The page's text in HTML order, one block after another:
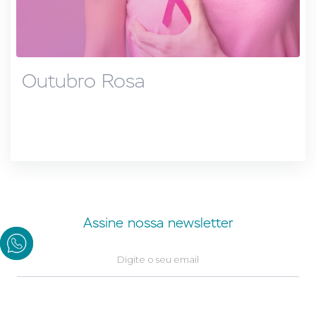
Outubro Rosa
Assine nossa newsletter